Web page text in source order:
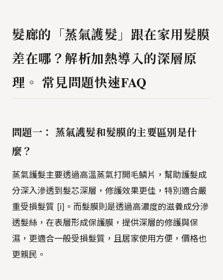
髮廊的「蒸氣護髮」跟在家用髮膜
差在哪？解析加熱導入的深層原
理。 常見問題快速FAQ
問題一： 蒸氣護髮和髮膜的主要區別是什
麼？
蒸氣護髮主要透過高溫蒸氣打開毛鱗片，幫助護髮成
分深入滲透到髮芯深層，修護效果更佳，特別適合嚴
重受損髮質 [i]。而髮膜則是透過高濃度的滋養成分滲
透髮絲，在表層形成保護膜，提供深層的修護與保
濕，更適合一般受損髮質，且居家使用方便，價格也
更親民。